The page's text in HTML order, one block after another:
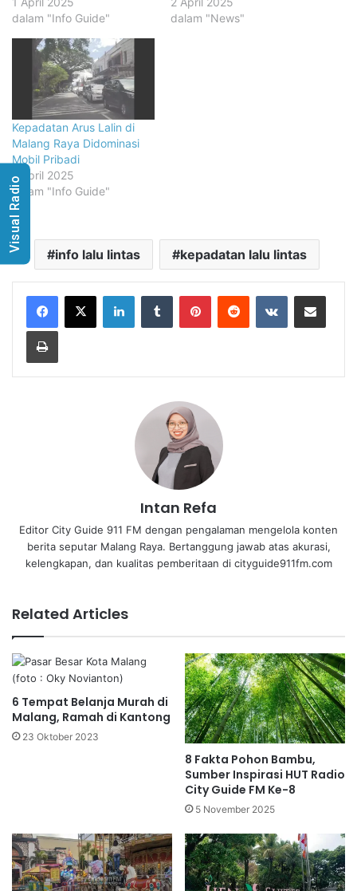
dalam "Info Guide"
dalam "News"
Kepadatan Arus Lalin di
Malang Raya Didominasi
Mobil Pribadi
1 April 2025
dalam "Info Guide"
info lalu lintas kepadatan lalu lintas
LinkedInTumblr PinterestReddit VKontakteShare via Email
Print
Intan Refa
Editor City Guide 911 FM dengan pengalaman mengelola konten
berita seputar Malang Raya. Bertanggung jawab atas akurasi,
kelengkapan, dan kualitas pemberitaan di cityguide911fm.com
Related Articles
6 Tempat Belanja Murah di
Malang, Ramah di Kantong
23 Oktober 2023
8 Fakta Pohon Bambu,
Sumber Inspirasi HUT Radio
City Guide FM Ke-8
5 November 2025
Visual Radio